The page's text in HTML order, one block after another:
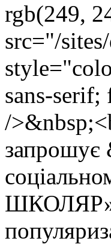
rgb(249,
src="/
sans-
/
запрошує